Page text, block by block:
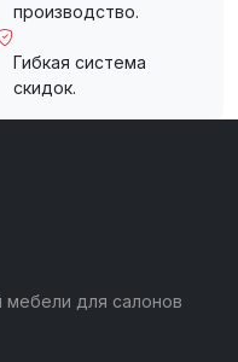
производство.
Гибкая система
скидок.
мебели для салонов